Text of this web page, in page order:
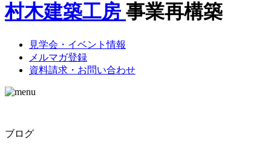
村木建築工房 事業再構築
見学会・イベント情報
メルマガ登録
資料請求・お問い合わせ
ブログ